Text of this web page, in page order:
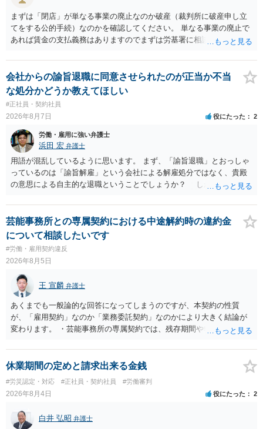
まずは「閉店」が単なる事業の廃止なのか破産（裁判所に破産申し立
てをする公的手続）なのかを確認してください。 単なる事業の廃止で
あれば賃金の支払義務はありますのでまずは労基署に相談してくださ
しいかもしれませんが）賃金などの労働債権は他の債務より優先して
支払われます。ただし支払までにかなり時間がかかるでしょう。 さら
に、「独立行政法人労働者健康安全機構 」という公的機関が未払賃金
の立替事業を行っています。詳しくは、同機構の＜未払賃金立替払相
談コーナー＞ TEL 044-431-8663 相談時間：土日祝日を除く9:15～1
7:00 に相談してみてください。同じように未払となった他の従業員の
方がいれば一緒に相談してみるといいでしょう。
会社からの諭旨退職に同意させられたのが正当か不当
な処分かどうか教えてほしい
#正社員・契約社員
2026年8月7日 役にたった 2
労働・雇用に強い弁護士
浜田 宏 弁護士
用語が混乱しているように思います。 まず、「諭旨退職」とおっしゃ
っているのは「諭旨解雇」という会社による解雇処分ではなく、貴殿
の意思による自主的な退職ということでしょうか？ しかし、記載さ
す。 その場合、解雇には客観的で合理的な理由が必要であり、かつ
解雇という処分が社会通念上相当と認められない限り、解雇は無効で
す。 結局、貴殿のネット炎上の内容や原因、勤務先に与えた影響な
どを具体的に検討しなければ、何とも申し上げることができません。
また、育児休業法関係の問題もあるかもしれません。 ある程度労働
法に関する専門的な知識が必要な事案ですので、一度、お近くの弁護
士にご相談下さい。
芸能事務所との専属契約における中途解約時の違約金
について相談したいです
#労働・雇用契約違反
2026年8月5日
王 宣麟 弁護士
あくまでも一般論的な回答になってしまうのですが、本契約の性質
が、「雇用契約」なのか「業務委託契約」なのかにより大きく結論が
変わります。 ・芸能事務所の専属契約では、残存期間や報酬額、投下
務上よくあるからといって当然に適法という意味ではなく、実際の損
害との対応関係や合理性が重要です。 ・違約金に上限がなくても、常
に有効になるわけではありません。契約が労働契約に近い実態なら労
基法16条で無効となる余地があり、そうでなくても、金額が事務所の
損害と比べて過大なら無効や減額が争点になります。 ・契約前の修正
交渉は一般的です。 交渉の方向としては、上限額を設ける、実損害ベ
ースにする、算定根拠を明確化する、違約金ではなく「合理的な実
休業期間の定めと請求出来る金銭
#労災認定・対応 #正社員・契約社員 #労働審判
2026年8月4日 役にたった 2
白井 弘昭 弁護士